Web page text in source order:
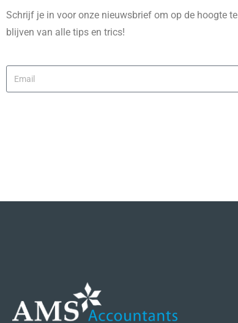
Schrijf je in voor onze nieuwsbrief om op de hoogte te
blijven van alle tips en trics!